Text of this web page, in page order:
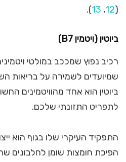
(
12
,
13
).
ביוטין (ויטמין B7
)
רכיב נפוץ שמככב במולטי
שמיועדים לשמירה על בריאות
ביוטין הוא אחד מהוויטמינים
לתפריט התזונתי שלכם.
התפקיד העיקרי שלו בגוף הוא
הפיכת חומצות שומן לחלבונים